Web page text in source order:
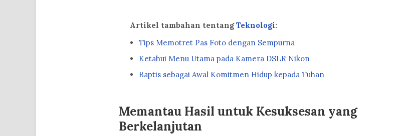
Artikel tambahan tentangTeknologi:
Tips Memotret Pas Foto dengan Sempurna
Ketahui Menu Utama pada Kamera DSLR Nikon
Baptis sebagai Awal Komitmen Hidup kepada Tuhan
Memantau Hasil untuk Kesuksesan yang
Berkelanjutan